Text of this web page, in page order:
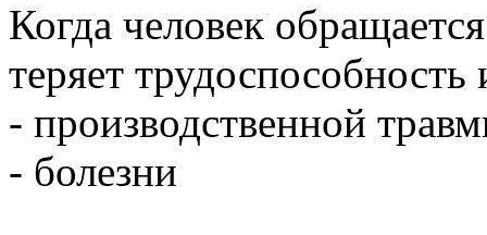
Когда человек
теряет трудоспособность
- производственной
- болезни